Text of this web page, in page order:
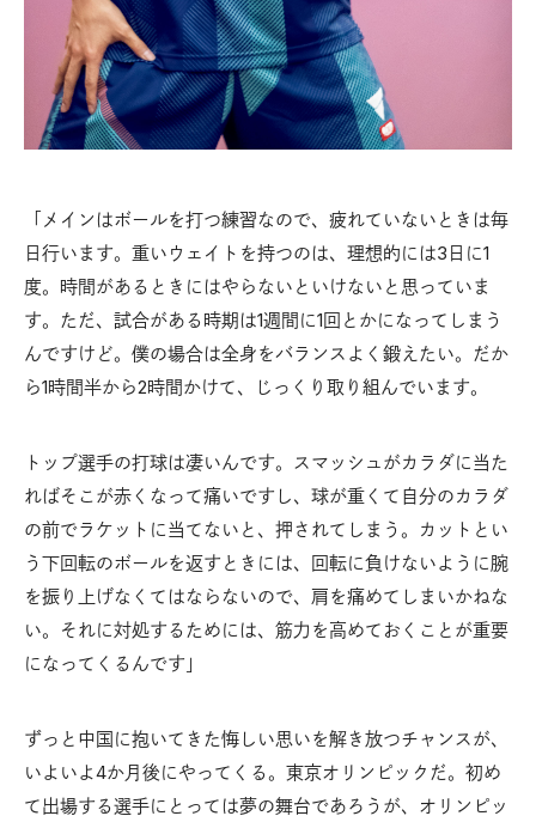
「メインはボールを打つ練習なので、疲れていないときは毎
日行います。重いウェイトを持つのは、理想的には3日に1
度。時間があるときにはやらないといけないと思っていま
す。ただ、試合がある時期は1週間に1回とかになってしまう
んですけど。僕の場合は全身をバランスよく鍛えたい。だか
ら1時間半から2時間かけて、じっくり取り組んでいます。
トップ選手の打球は凄いんです。スマッシュがカラダに当た
ればそこが赤くなって痛いですし、球が重くて自分のカラダ
の前でラケットに当てないと、押されてしまう。カットとい
う下回転のボールを返すときには、回転に負けないように腕
を振り上げなくてはならないので、肩を痛めてしまいかねな
い。それに対処するためには、筋力を高めておくことが重要
になってくるんです」
ずっと中国に抱いてきた悔しい思いを解き放つチャンスが、
いよいよ4か月後にやってくる。東京オリンピックだ。初め
て出場する選手にとっては夢の舞台であろうが、オリンピッ